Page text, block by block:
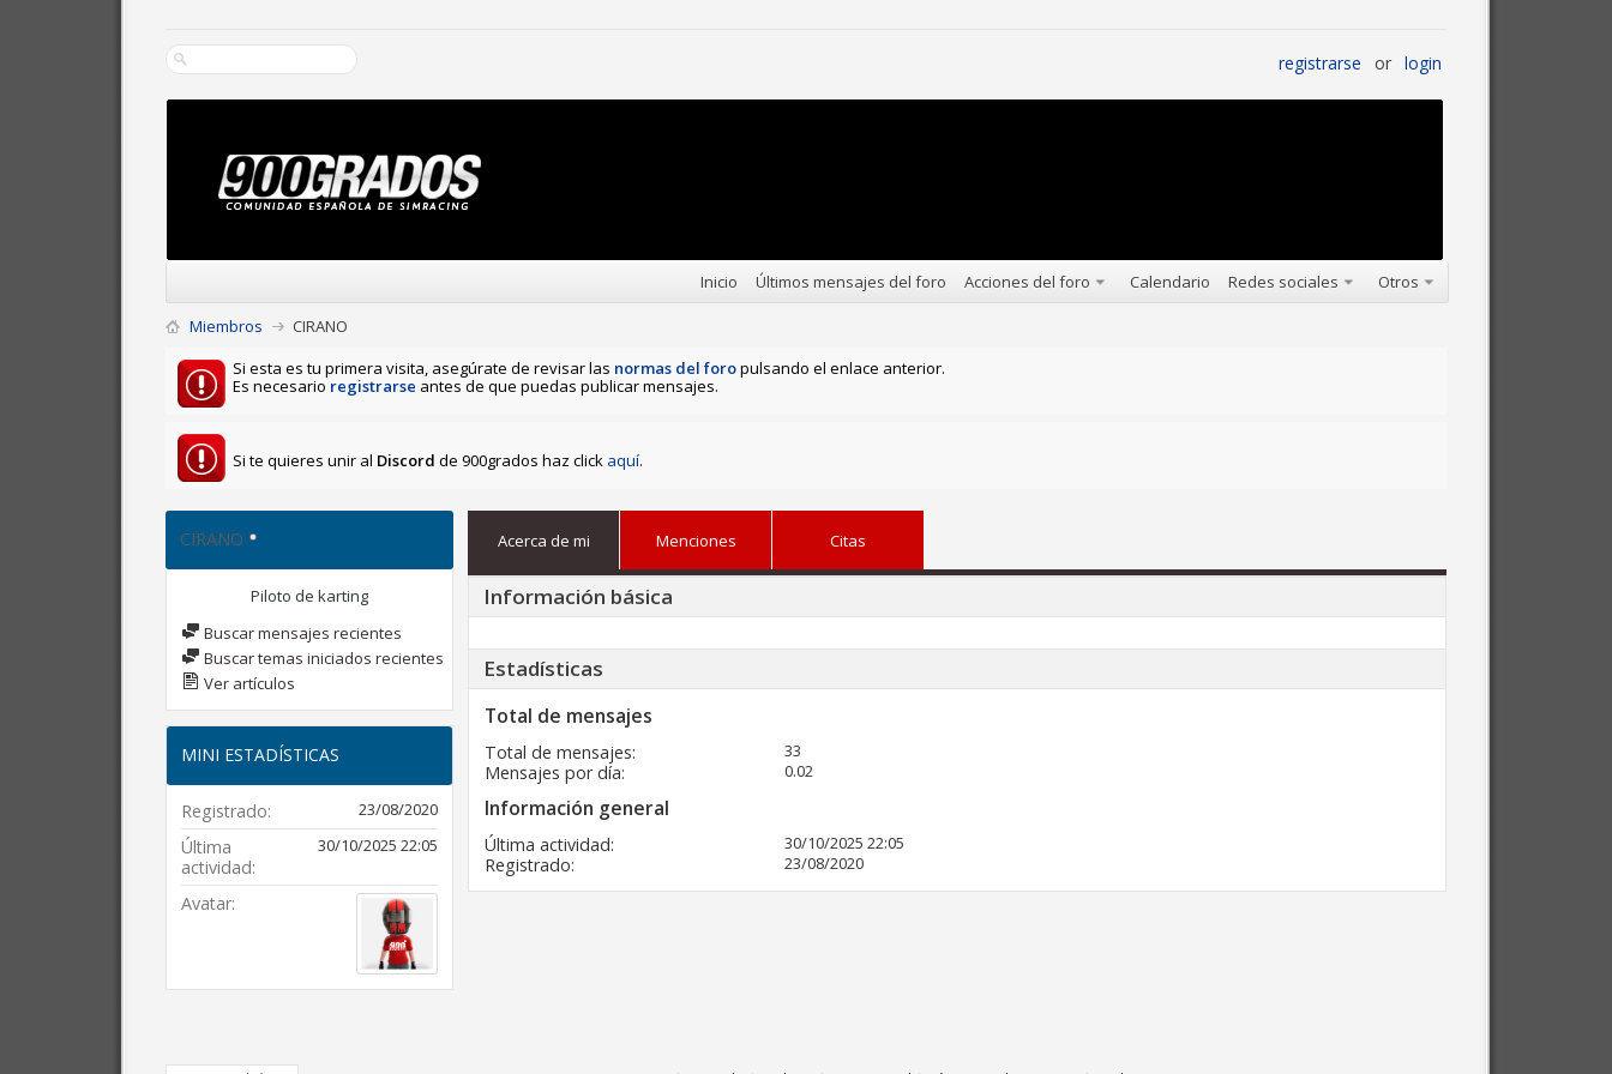
registrarse or login
Inicio Últimos mensajes del foro Acciones del foro Calendario Redes sociales Otros
Miembros
CIRANO
Si esta es tu primera visita, asegúrate de revisar las normas del foropulsando el enlace anterior.
Es necesario registrarse antes de que puedas publicar mensajes.
Si te quieres unir al Discord de 900grados haz click aquí.
CIRANO
Piloto de karting
Buscar mensajes recientes
Buscar temas iniciados recientes
Ver artículos
MINI ESTADÍSTICAS
Registrado 23/08/2020
Última
actividad
30/10/2025 22:05
Avatar
Acerca de mi Menciones Citas
Información básica
Estadísticas
Total de mensajes
Total de mensajes 33
Mensajes por día 0.02
Información general
Última actividad 30/10/2025 22:05
Registrado 23/08/2020